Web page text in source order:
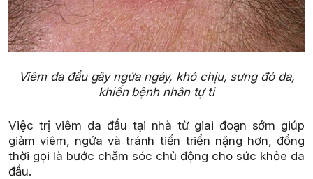
Viêm da đầu gây ngứa ngáy, khó chịu, sưng đỏ da,
khiến bệnh nhân tự ti
Việc trị viêm da đầu tại nhà từ giai đoạn sớm giúp
giảm viêm, ngứa và tránh tiến triển nặng hơn, đồng
thời gọi là bước chăm sóc chủ động cho sức khỏe da
đầu.